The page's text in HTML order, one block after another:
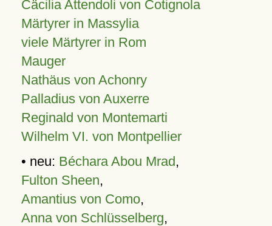
Cäcilia Attendoli von Cotignola
Märtyrer in Massylia
viele Märtyrer in Rom
Mauger
Nathäus von Achonry
Palladius von Auxerre
Reginald von Montemarti
Wilhelm VI. von Montpellier
• neu: Béchara Abou Mrad,
Fulton Sheen,
Amantius von Como,
Anna von Schlüsselberg,